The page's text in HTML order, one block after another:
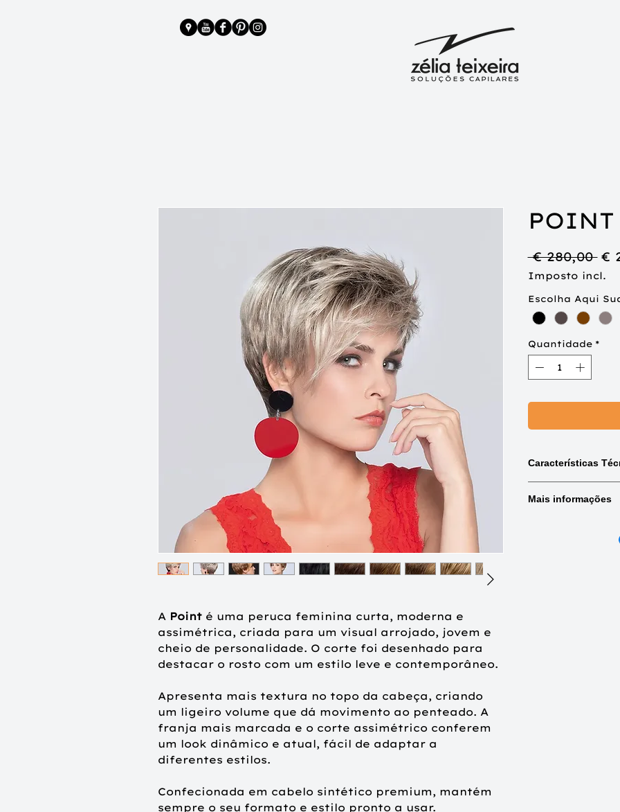
A Pointé uma peruca feminina curta, moderna e
assimétrica, criada para um visual arrojado, jovem e
cheio de personalidade. O corte foi desenhado para
destacar o rosto com um estilo leve e contemporâneo.
Apresenta mais textura no topo da cabeça, criando
um ligeiro volume que dá movimento ao penteado. A
franja mais marcada e o corte assimétrico conferem
um look dinâmico e atual, fácil de adaptar a
diferentes estilos.
Confecionada em cabelo sintético premium, mantém
sempre o seu formato e estilo pronto a usar.
POINT
€ 280,00 €
Imposto incl.
Escolha Aqui
Quantidade *
Características
Rooted:Raiz
Mais informações